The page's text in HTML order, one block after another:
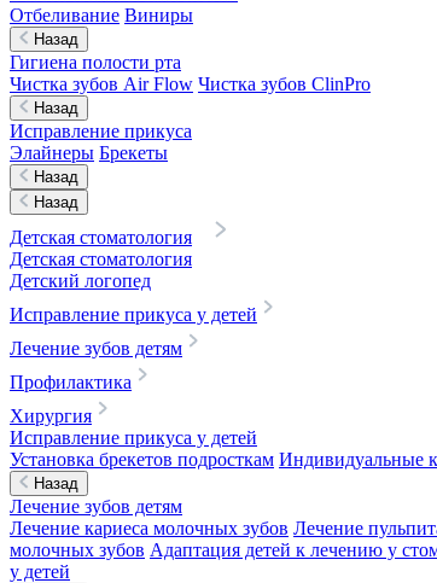
Отбеливание Виниры
Назад
Гигиена полости рта
Чистка зубов Air Flow Чистка зубов ClinPro
Назад
Исправление прикуса
Элайнеры Брекеты
Назад
Назад
Детская стоматология
Детская стоматология
Детский логопед
Исправление прикуса у детей
Лечение зубов детям
Профилактика
Хирургия
Исправление прикуса у детей
Установка брекетов подросткам Индивидуальные
Назад
Лечение зубов детям
Лечение кариеса молочных зубов Лечение
молочных зубов Адаптация детей к лечению у
у детей